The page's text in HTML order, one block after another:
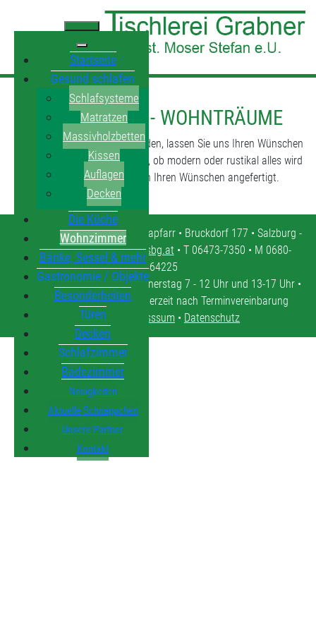
Startseite
Gesund schlafen
Schlafsysteme
Matratzen
Massivholzbetten
Kissen
Auflagen
Decken
Die Küche
Wohnzimmer
Bänke, Sessel & mehr
Gastronomie / Objekte
Besonderheiten
Türen
Decken
Schlafzimmer
Badezimmer
Neuigkeiten
Aktuelle Schnäppchen
Unsere Partner
Kontakt
WOHNRÄUME - WOHNTRÄUME
Lassen wir sie Wirklichkeit werden, lassen Sie uns Ihren Wünschen
Form geben! Ob rund, ob eckig, ob modern oder rustikal alles wird
mit Liebe zum Detail nach Ihren Wünschen angefertigt.
Tischlerei Grabner • 5571 Mariapfarr • Bruckdorf 177 • Salzburg -
Lungau •tischlerei.moser@sbg.at • T 06473-7350 • M 0680-
4464225
Öffnungszeiten: Montag - Donnerstag 7 - 12 Uhr und 13-17 Uhr •
Freitag 7 - 12 Uhr • oder jederzeit nach Terminvereinbarung
Kontakt
Impresssum • Datenschutz